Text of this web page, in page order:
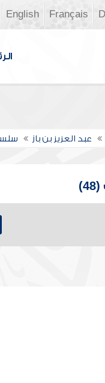
Français
English
عبد العزيز بن باز